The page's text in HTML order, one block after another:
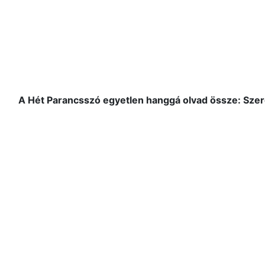
A Hét Parancsszó egyetlen hanggá olvad össze: